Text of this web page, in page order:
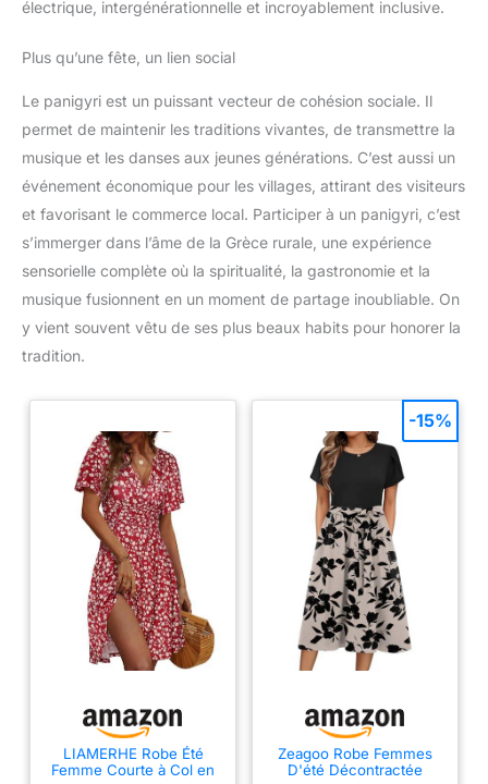
électrique, intergénérationnelle et incroyablement inclusive.
Plus qu’une fête, un lien social
Le panigyri est un puissant vecteur de cohésion sociale. Il
permet de maintenir les traditions vivantes, de transmettre la
musique et les danses aux jeunes générations. C’est aussi un
événement économique pour les villages, attirant des visiteurs
et favorisant le commerce local. Participer à un panigyri, c’est
s’immerger dans l’âme de la Grèce rurale, une expérience
sensorielle complète où la spiritualité, la gastronomie et la
musique fusionnent en un moment de partage inoubliable. On
y vient souvent vêtu de ses plus beaux habits pour honorer la
tradition.
LIAMERHE Robe Été
Femme Courte à Col en
Zeagoo Robe Femmes
D'été Décontractée
-15%